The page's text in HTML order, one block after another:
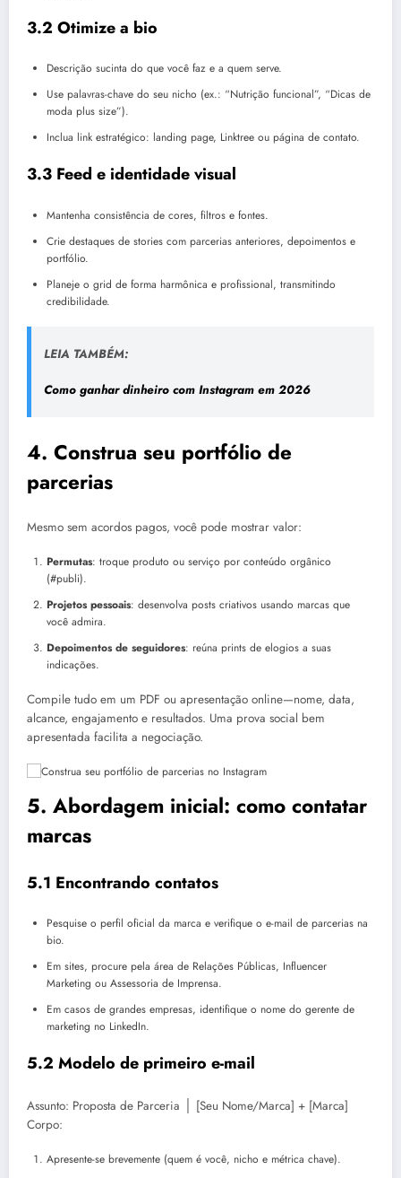
3.2 Otimize a bio
Descrição sucinta do que você faz e a quem serve.
Use palavras-chave do seu nicho (ex.: “Nutrição funcional”, “Dicas de
moda plus size”).
Inclua link estratégico: landing page, Linktree ou página de contato.
3.3 Feed e identidade visual
Mantenha consistência de cores, filtros e fontes.
Crie destaques de stories com parcerias anteriores, depoimentos e
portfólio.
Planeje o grid de forma harmônica e profissional, transmitindo
credibilidade.
LEIA TAMBÉM:
Como ganhar dinheiro com Instagram em 2026
4. Construa seu portfólio de
parcerias
Mesmo sem acordos pagos, você pode mostrar valor:
Permutas: troque produto ou serviço por conteúdo orgânico
(#publi).
Projetos pessoais: desenvolva posts criativos usando marcas que
você admira.
Depoimentos de seguidores: reúna prints de elogios a suas
indicações.
Compile tudo em um PDF ou apresentação online—nome, data,
alcance, engajamento e resultados. Uma prova social bem
apresentada facilita a negociação.
5. Abordagem inicial: como contatar
marcas
5.1 Encontrando contatos
Pesquise o perfil oficial da marca e verifique o e-mail de parcerias na
bio.
Em sites, procure pela área de Relações Públicas, Influencer
Marketing ou Assessoria de Imprensa.
Em casos de grandes empresas, identifique o nome do gerente de
marketing no LinkedIn.
5.2 Modelo de primeiro e-mail
Assunto: Proposta de Parceria │ [Seu Nome/Marca] + [Marca]
Corpo:
Apresente-se brevemente (quem é você, nicho e métrica chave).